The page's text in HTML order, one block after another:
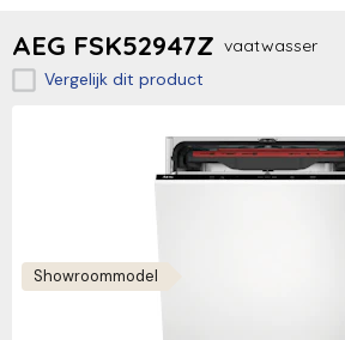
AEG FSK52947Z vaatwasser
Vergelijk dit product
Showroommodel